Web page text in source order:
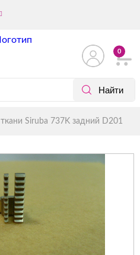
0
Siruba 737K задний D201